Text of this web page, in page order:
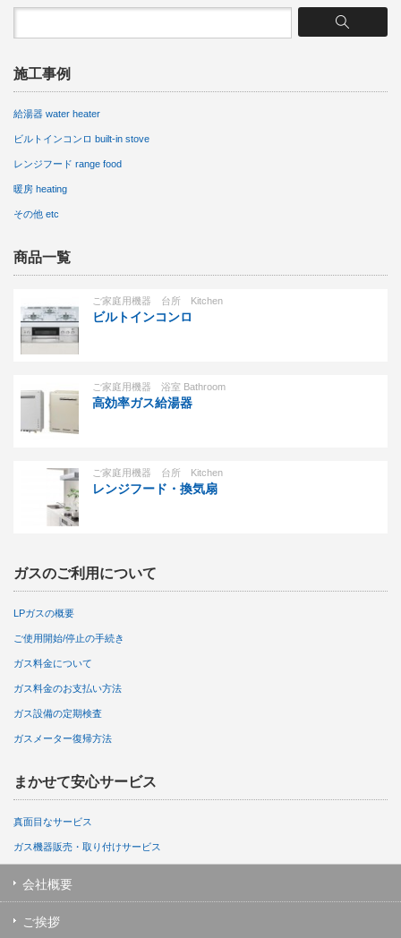
施工事例
給湯器 water heater
ビルトインコンロ built-in stove
レンジフード range food
暖房 heating
その他 etc
商品一覧
ご家庭用機器 台所 Kitchen
ビルトインコンロ
ご家庭用機器 浴室 Bathroom
高効率ガス給湯器
ご家庭用機器 台所 Kitchen
レンジフード・換気扇
ガスのご利用について
LPガスの概要
ご使用開始/停止の手続き
ガス料金について
ガス料金のお支払い方法
ガス設備の定期検査
ガスメーター復帰方法
まかせて安心サービス
真面目なサービス
ガス機器販売・取り付けサービス
会社概要
ご挨拶